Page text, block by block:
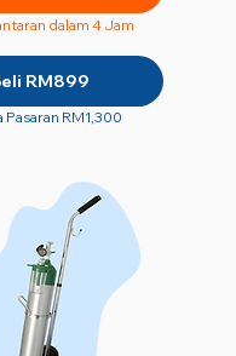
dalam 4 Jam
RM899
Pasaran RM1,300